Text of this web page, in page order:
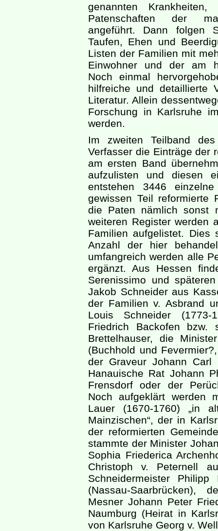
genannten
Patenschaften der
angeführt. Dann folgen
Taufen, Ehen und
Listen der Familien mit
Einwohner und der am
Noch einmal
hilfreiche und detaillierte
Literatur. Allein
Forschung in Karlsruhe
werden.
Im zweiten Teilband
Verfasser die Einträge der
am ersten Band
aufzulisten und diesen
entstehen 3446
gewissen Teil reformierte
die Paten nämlich sonst
weiteren Register werden
Familien aufgelistet. Dies
Anzahl der hier
umfangreich werden alle
ergänzt. Aus Hessen
Serenissimo und
Jakob Schneider aus
der Familien v. Asbrand
Louis Schneider (1773-
Friedrich Backofen bzw.
Brettelhauser, die
(Buchhold und
der Graveur Johann
Hanauische Rat Johann
Frensdorf oder der
Noch aufgeklärt werden
Lauer (1670-1760) „in
Mainzischen“, der in
der reformierten
stammte der Minister
Sophia Friederica
Christoph v. Peternell
Schneidermeister
(Nassau-Saarbrücken),
Mesner Johann Peter
Naumburg (Heirat in
von Karlsruhe Georg v.